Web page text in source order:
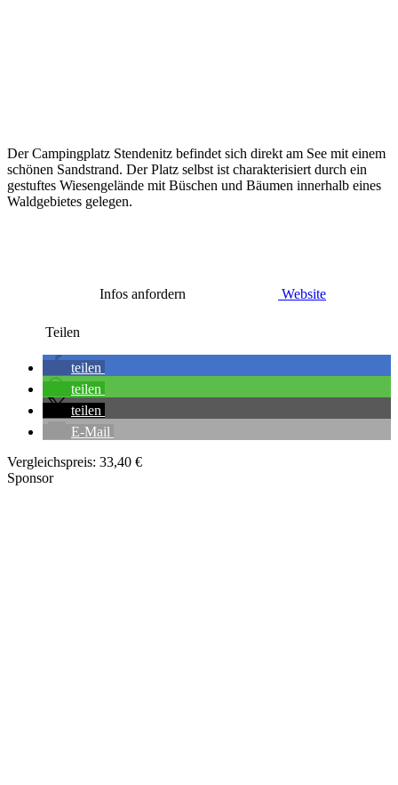
Der Campingplatz Stendenitz befindet sich direkt am See mit einem
schönen Sandstrand. Der Platz selbst ist charakterisiert durch ein
gestuftes Wiesengelände mit Büschen und Bäumen innerhalb eines
Waldgebietes gelegen.
Infos anfordern Website
Teilen
teilen
teilen
teilen
E-Mail
Vergleichspreis: 33,40 €
Sponsor